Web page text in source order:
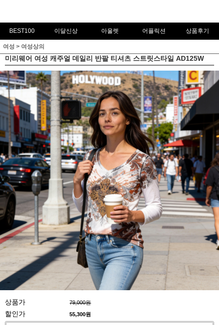
BEST100 이달신상 아울렛 어플릭션 상품후기
여성 > 여성상의
미리웨어 여성 캐주얼 데일리 반팔 티셔츠 스트릿스타일 AD125W
상품가 79,000원
할인가 55,300원